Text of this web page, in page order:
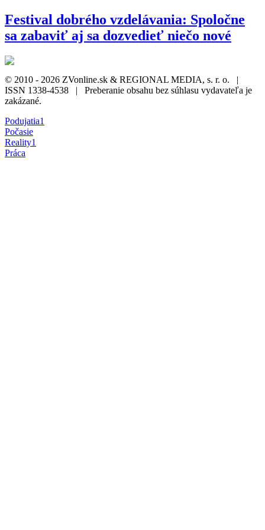
Festival dobrého vzdelávania: Spoločne
sa zabaviť aj sa dozvedieť niečo nové
© 2010 - 2026 ZVonline.sk & REGIONAL MEDIA, s. r. o. |
ISSN 1338-4538 | Preberanie obsahu bez súhlasu vydavateľa je
zakázané.
Podujatia1
Počasie
Reality1
Práca